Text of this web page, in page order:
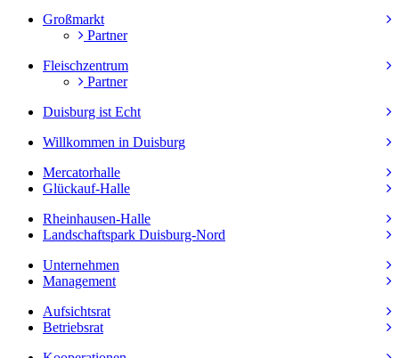
Großmarkt
Partner
Fleischzentrum
Partner
Duisburg ist Echt
Willkommen in Duisburg
Mercatorhalle
Glückauf-Halle
Rheinhausen-Halle
Landschaftspark Duisburg-Nord
Unternehmen
Management
Aufsichtsrat
Betriebsrat